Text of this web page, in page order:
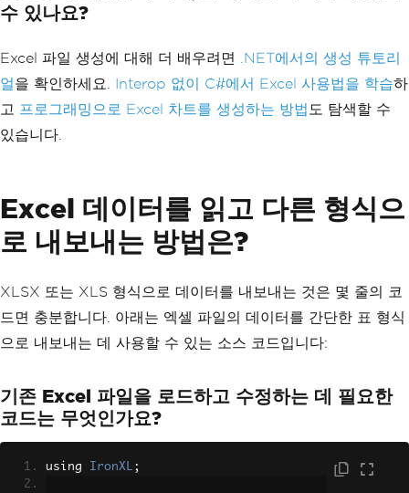
수 있나요?
Excel 파일 생성에 대해 더 배우려면
.NET에서의 생성 튜토리
얼을 확인하세요. Interop 없이 C#에서 Excel 사용법을 학습하
고 프로그래밍으로 Excel 차트를 생성하는 방법 도 탐색할 수
있습니다.
Excel 데이터를 읽고 다른 형식으
로 내보내는 방법은?
XLSX 또는 XLS 형식으로 데이터를 내보내는 것은 몇 줄의 코
드면 충분합니다. 아래는 엑셀 파일의 데이터를 간단한 표 형식
으로 내보내는 데 사용할 수 있는 소스 코드입니다:
기존 Excel 파일을 로드하고 수정하는 데 필요한
코드는 무엇인가요?
using IronXL ;